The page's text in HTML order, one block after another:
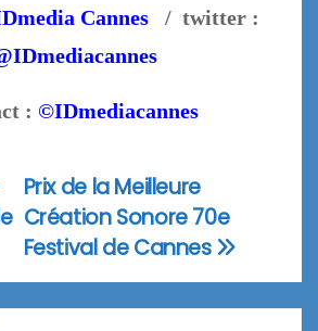
Cannes/ twitter :
: ©IDmediacannes
Prix de la Meilleure
Création Sonore 70e
Festival de Cannes